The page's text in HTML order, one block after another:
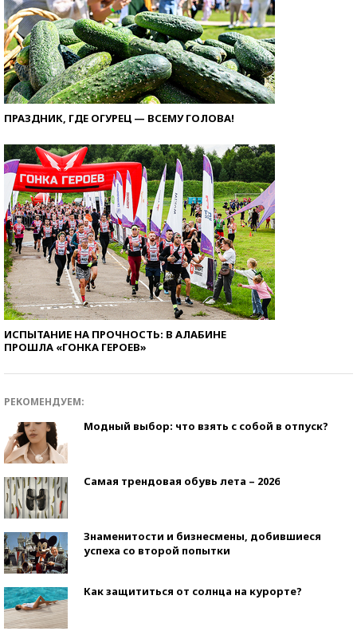
ПРАЗДНИК, ГДЕ ОГУРЕЦ — ВСЕМУ ГОЛОВА!
ИСПЫТАНИЕ НА ПРОЧНОСТЬ: В АЛАБИНЕ
ПРОШЛА «ГОНКА ГЕРОЕВ»
РЕКОМЕНДУЕМ:
Модный выбор: что взять с собой в отпуск?
Самая трендовая обувь лета – 2026
Знаменитости и бизнесмены, добившиеся
успеха со второй попытки
Как защититься от солнца на курорте?